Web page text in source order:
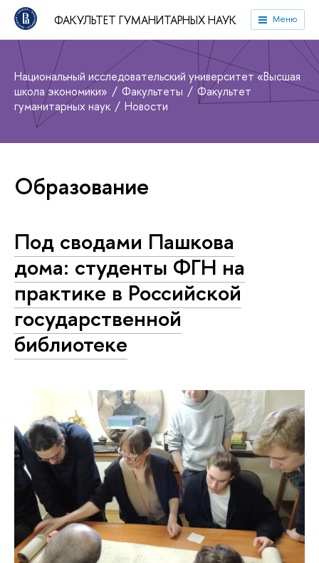
ФАКУЛЬТЕТ ГУМАНИТАРНЫХ НАУК Меню
Национальный исследовательский университет «Высшая
школа экономики»
Факультеты
Факультет
гуманитарных наук
Новости
Образование
Под сводами Пашкова
дома: студенты ФГН на
практике в Российской
государственной
библиотеке